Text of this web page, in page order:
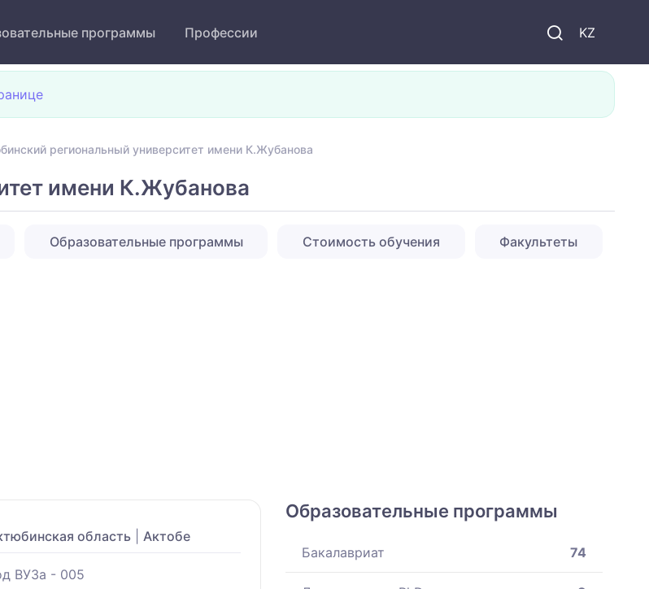
KZ
программы Профессии
региональный университет имени К.Жубанова
имени К.Жубанова
Образовательные программы Стоимость обучения Факультеты
область| Актобе
ВУЗа - 005
Образовательные программы
Бакалавриат 74